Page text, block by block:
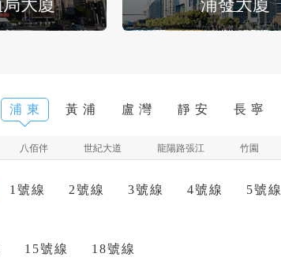
大廈 浦發大廈
浦 東 黃 浦 盧 灣 靜 安 長 寧
八佰伴 世紀大道 龍陽路張江 竹園
1號線 2號線 3號線 4號線 5號線
15號線 18號線